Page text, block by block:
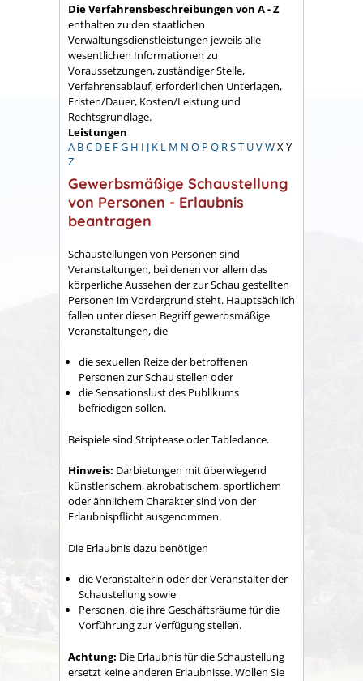
Die Verfahrensbeschreibungen von A - Z
enthalten zu den staatlichen
Verwaltungsdienstleistungen jeweils alle
wesentlichen Informationen zu
Voraussetzungen, zuständiger Stelle,
Verfahrensablauf, erforderlichen Unterlagen,
Fristen/Dauer, Kosten/Leistung und
Rechtsgrundlage.
Leistungen
A BC D E FG H I J K L M N O P Q RST UVWX Y
Z
Gewerbsmäßige Schaustellung
von Personen - Erlaubnis
beantragen
Schaustellungen von Personen sind
Veranstaltungen, bei denen vor allem das
körperliche Aussehen der zur Schau gestellten
Personen im Vordergrund steht. Hauptsächlich
fallen unter diesen Begriff gewerbsmäßige
Veranstaltungen, die
die sexuellen Reize der betroffenen
Personen zur Schau stellen oder
die Sensationslust des Publikums
befriedigen sollen.
Beispiele sind Striptease oder Tabledance.
Hinweis: Darbietungen mit überwiegend
künstlerischem, akrobatischem, sportlichem
oder ähnlichem Charakter sind von der
Erlaubnispflicht ausgenommen.
Die Erlaubnis dazu benötigen
die Veranstalterin oder der Veranstalter der
Schaustellung sowie
Personen, die ihre Geschäftsräume für die
Vorführung zur Verfügung stellen.
Achtung: Die Erlaubnis für die Schaustellung
ersetzt keine anderen Erlaubnisse.Wollen Sie